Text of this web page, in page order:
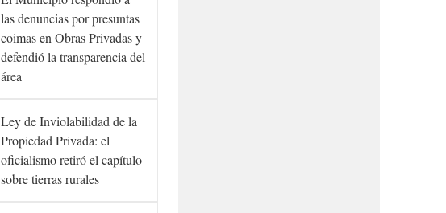
las denuncias por presuntas
coimas en Obras Privadas y
defendió la transparencia del
área
Ley de Inviolabilidad de la
Propiedad Privada: el
oficialismo retiró el capítulo
sobre tierras rurales